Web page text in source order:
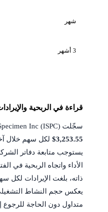
شهر
3 أشهر
قراءة في الربحية
سجّلت iSpecimen Inc (ISPC) خسارة مخفّفة قدرها
$3,253.55لكل سهم خلال
يستوجب متابعة دفاتر
الأداء واتجاه الربحية في
ذاته، بلغت الإيرادات لكل
يعكس حجم النشاط
متداول دون الحاجة للرجوع